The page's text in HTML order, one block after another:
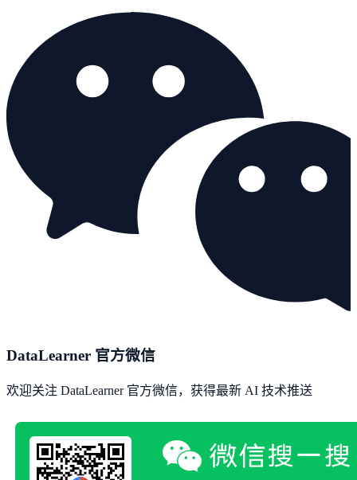
DataLearner 官方微信
欢迎关注 DataLearner 官方微信，获得最新 AI 技术推送